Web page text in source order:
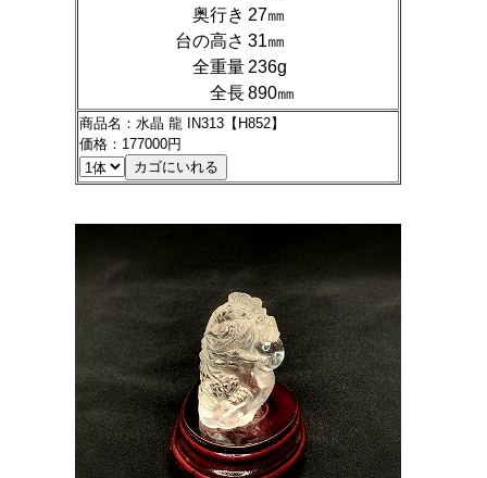
奥行き 27㎜
台の高さ 31㎜
全重量 236g
全長890㎜
商品名：水晶 龍 IN313【H852】
価格：177000円